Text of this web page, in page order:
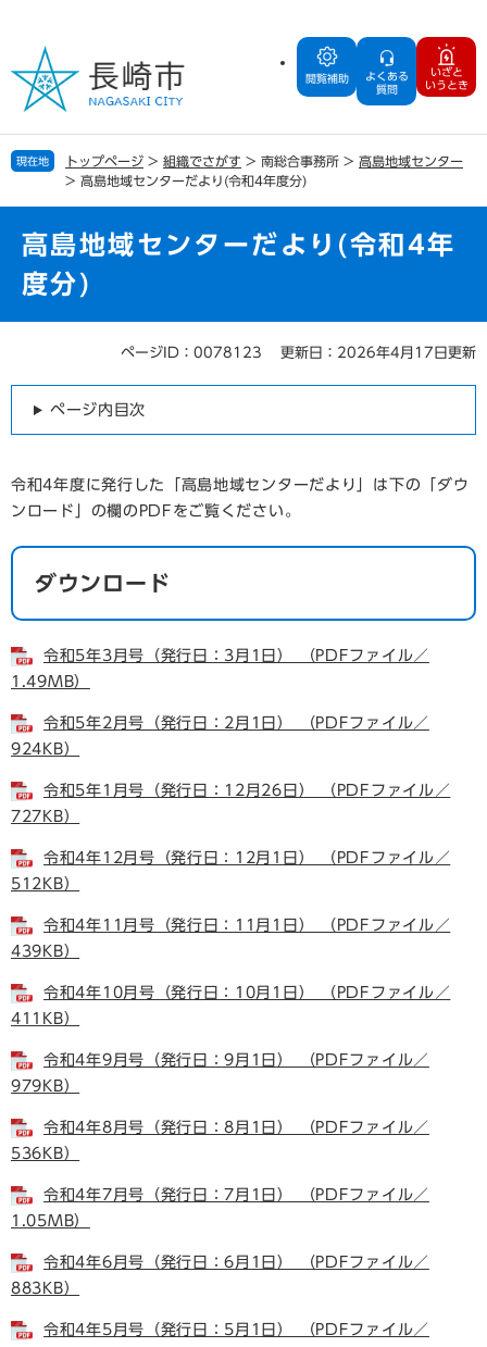
の
で
す
ー
ば
し
閲覧補助
よくある
質問
いざと
いうとき
現在地 トップページ > 組織でさがす > 南総合事務所 > 高島地域センター
> 高島地域センターだより(令和4年度分)
高島地域センターだより(令和4年
度分)
ページID：0078123 更新日：2026年4月17日更新
ページ内目次
令和4年度に発行した「高島地域センターだより」は下の「ダウ
ンロード」の欄のPDFをご覧ください。
ダウンロード
令和5年3月号（発行日：3月1日） （PDFファイル／
1.49MB）
令和5年2月号（発行日：2月1日） （PDFファイル／
924KB）
令和5年1月号（発行日：12月26日） （PDFファイル／
727KB）
令和4年12月号（発行日：12月1日） （PDFファイル／
512KB）
令和4年11月号（発行日：11月1日） （PDFファイル／
439KB）
令和4年10月号（発行日：10月1日） （PDFファイル／
411KB）
令和4年9月号（発行日：9月1日） （PDFファイル／
979KB）
令和4年8月号（発行日：8月1日） （PDFファイル／
536KB）
令和4年7月号（発行日：7月1日） （PDFファイル／
1.05MB）
令和4年6月号（発行日：6月1日） （PDFファイル／
883KB）
令和4年5月号（発行日：5月1日） （PDFファイル／